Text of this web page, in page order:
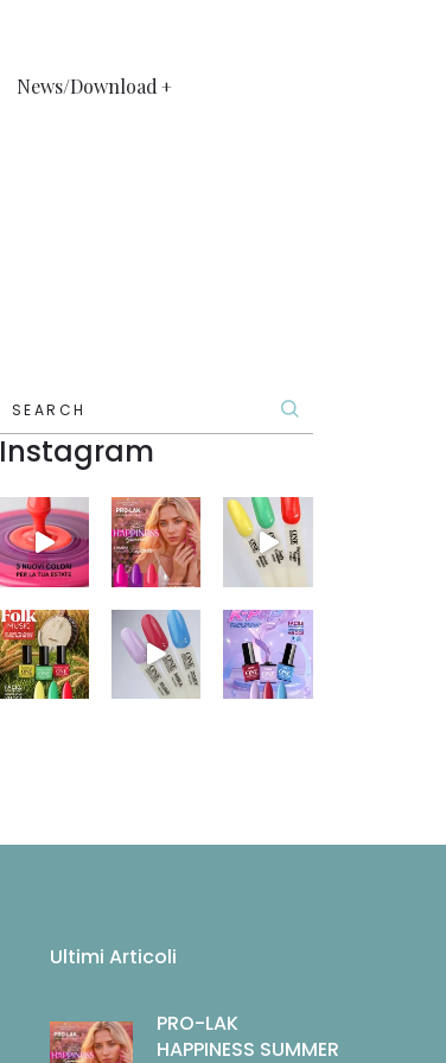
News/Download
SEARCH
Instagram
Ultimi Articoli
PRO-LAK
HAPPINESS SUMMER